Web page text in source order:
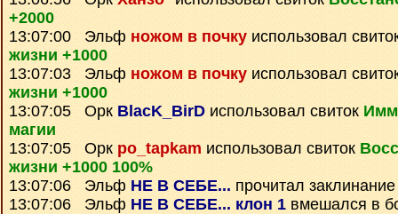
+2000
13:07:00 Эльф ножом в почку использовал
жизни +1000
13:07:03 Эльф ножом в почку использовал
жизни +1000
13:07:05 Орк BlacK_BirD использовал свиток
магии
13:07:05 Орк po_tapkam использовал свиток
жизни +1000 100%
13:07:06 Эльф НЕ В СЕБЕ... прочитал
13:07:06 Эльф НЕ В СЕБЕ... клон 1 вмешался в